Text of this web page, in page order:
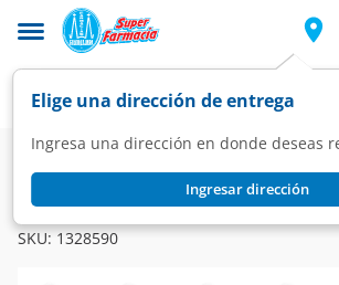
Elige una dirección de entrega
Ingresa una dirección en donde deseas
Ingresar dirección
Farmacia Medicina Respiratorio
Capsiflu Gripe 2mg/5mg/500mg, 12
SKU: 1328590